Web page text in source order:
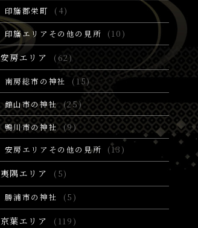
印旛郡栄町
(4)
印旛エリアその他の見所
(10)
安房エリア (62)
南房総市の神社
(15)
館山市の神社 (25)
鴨川市の神社 (9)
安房エリアその他の見所
(13)
夷隅エリア (5)
勝浦市の神社 (5)
京葉エリア (119)